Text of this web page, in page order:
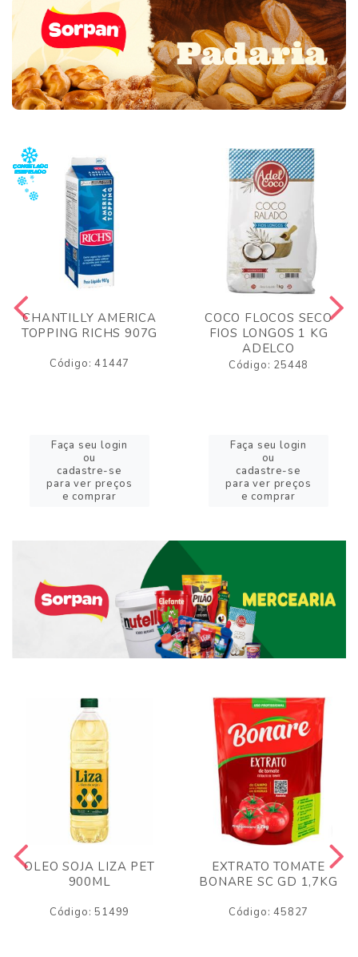
CHANTILLY AMERICA
TOPPING RICHS 907G
Código: 41447
Faça seu login
ou
cadastre-se
para ver preços
e comprar
COCO FLOCOS SECO
FIOS LONGOS 1 KG
ADELCO
Código: 25448
Faça seu login
ou
cadastre-se
para ver preços
e comprar
OLEO SOJA LIZA PET
900ML
Código: 51499
EXTRATO TOMATE
BONARE SC GD 1,7KG
Código: 45827